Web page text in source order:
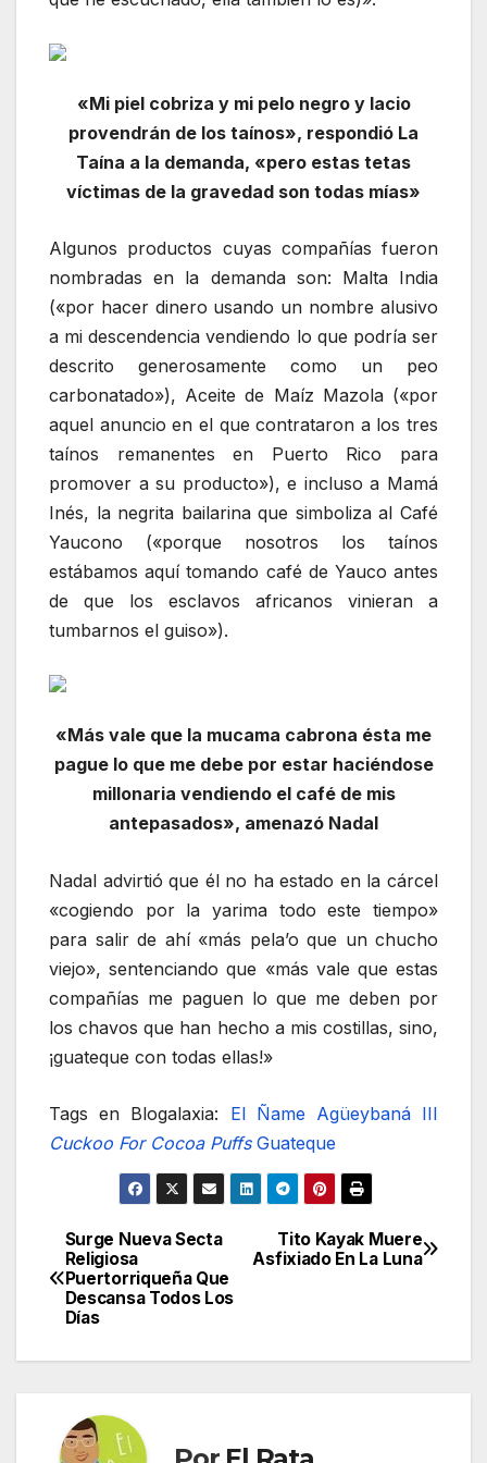
«Mi piel cobriza y mi pelo negro y lacio
provendrán de los taínos», respondió La
Taína a la demanda, «pero estas tetas
víctimas de la gravedad son todas mías»
Algunos productos cuyas compañías fueron
nombradas en la demanda son: Malta India
(«por hacer dinero usando un nombre alusivo
a mi descendencia vendiendo lo que podría ser
descrito generosamente como un peo
carbonatado»), Aceite de Maíz Mazola («por
aquel anuncio en el que contrataron a los tres
taínos remanentes en Puerto Rico para
promover a su producto»), e incluso a Mamá
Inés, la negrita bailarina que simboliza al Café
Yaucono («porque nosotros los taínos
estábamos aquí tomando café de Yauco antes
de que los esclavos africanos vinieran a
tumbarnos el guiso»).
«Más vale que la mucama cabrona ésta me
pague lo que me debe por estar haciéndose
millonaria vendiendo el café de mis
antepasados», amenazó Nadal
Nadal advirtió que él no ha estado en la cárcel
«cogiendo por la yarima todo este tiempo»
para salir de ahí «más pela’o que un chucho
viejo», sentenciando que «más vale que estas
compañías me paguen lo que me deben por
los chavos que han hecho a mis costillas, sino,
¡guateque con todas ellas!»
Tags en Blogalaxia: El Ñame Agüeybaná III
Cuckoo For Cocoa Puffs Guateque
Navegación
de
Tito Kayak Muere
Asfixiado En La Luna
Surge Nueva Secta
Religiosa
Puertorriqueña Que
Descansa Todos Los
Días